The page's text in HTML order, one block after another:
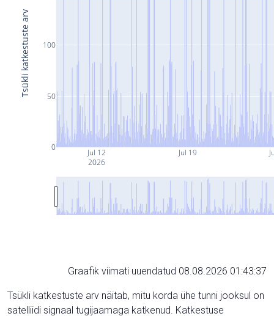
Jul 12
2026
Jul 19
0
50
100
Tsükli katkestuste arv
Graafik viimati uuendatud 08.08.2026 01:43:37
Tsükli katkestuste arv näitab, mitu korda ühe tunni jooksul on
satelliidi signaal tugijaamaga katkenud. Katkestuse